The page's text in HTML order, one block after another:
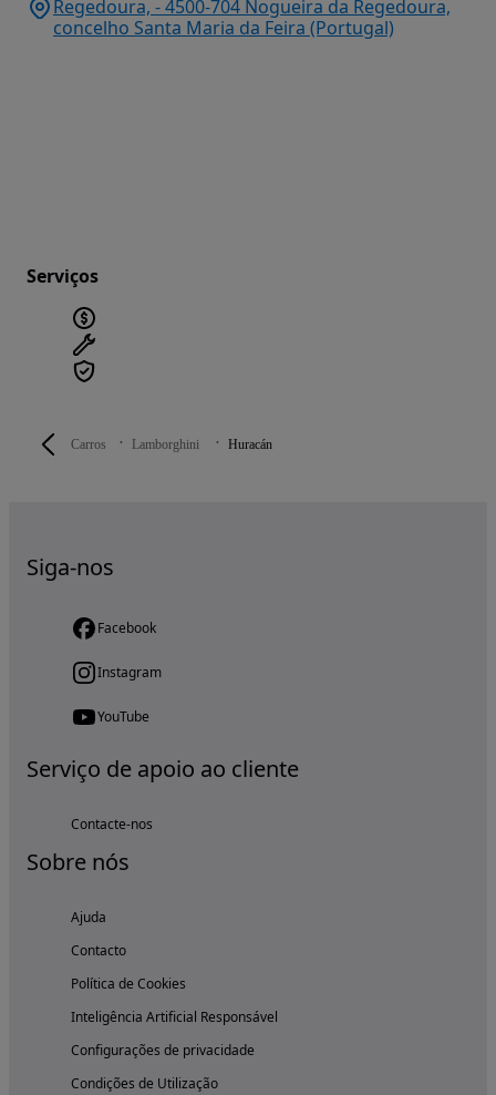
Carros Lamborghini Huracán
Regedoura, - 4500-704 Nogueira da Regedoura,
concelho Santa Maria da Feira (Portugal)
Serviços
Siga-nos
Facebook
Instagram
YouTube
Serviço de apoio ao cliente
Contacte-nos
Sobre nós
Ajuda
Contacto
Política de Cookies
Inteligência Artificial Responsável
Configurações de privacidade
Condições de Utilização